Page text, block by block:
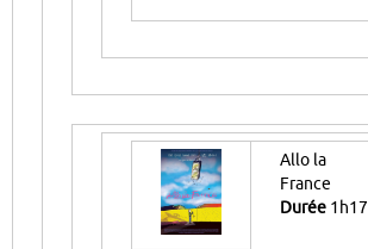
Allo la
France
Durée 1h17